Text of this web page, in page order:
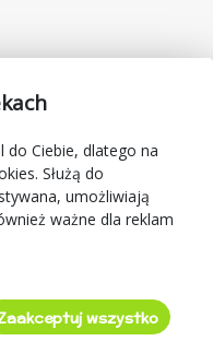
Ciebie, dlatego na
Służą do
umożliwiają
ważne dla reklam
wszystko